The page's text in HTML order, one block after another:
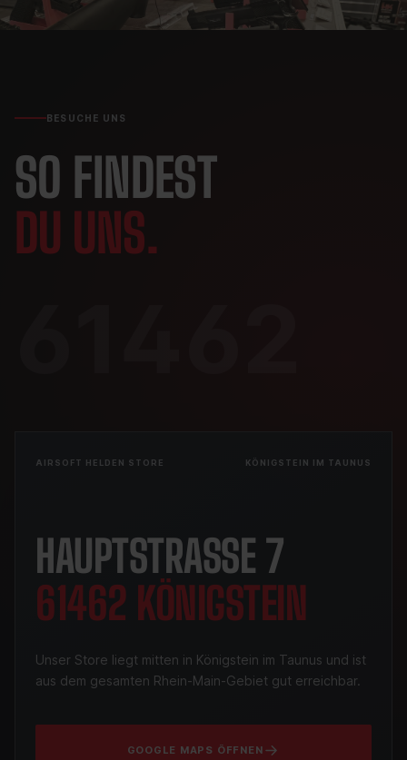
BESUCHE UNS
SO FINDEST
DU UNS.
AIRSOFT HELDEN STORE KÖNIGSTEIN IM TAUNUS
HAUPTSTRASSE 7
61462 KÖNIGSTEIN
Unser Store liegt mitten in Königstein im Taunus und ist
aus dem gesamten Rhein-Main-Gebiet gut erreichbar.
GOOGLE MAPS ÖFFNEN